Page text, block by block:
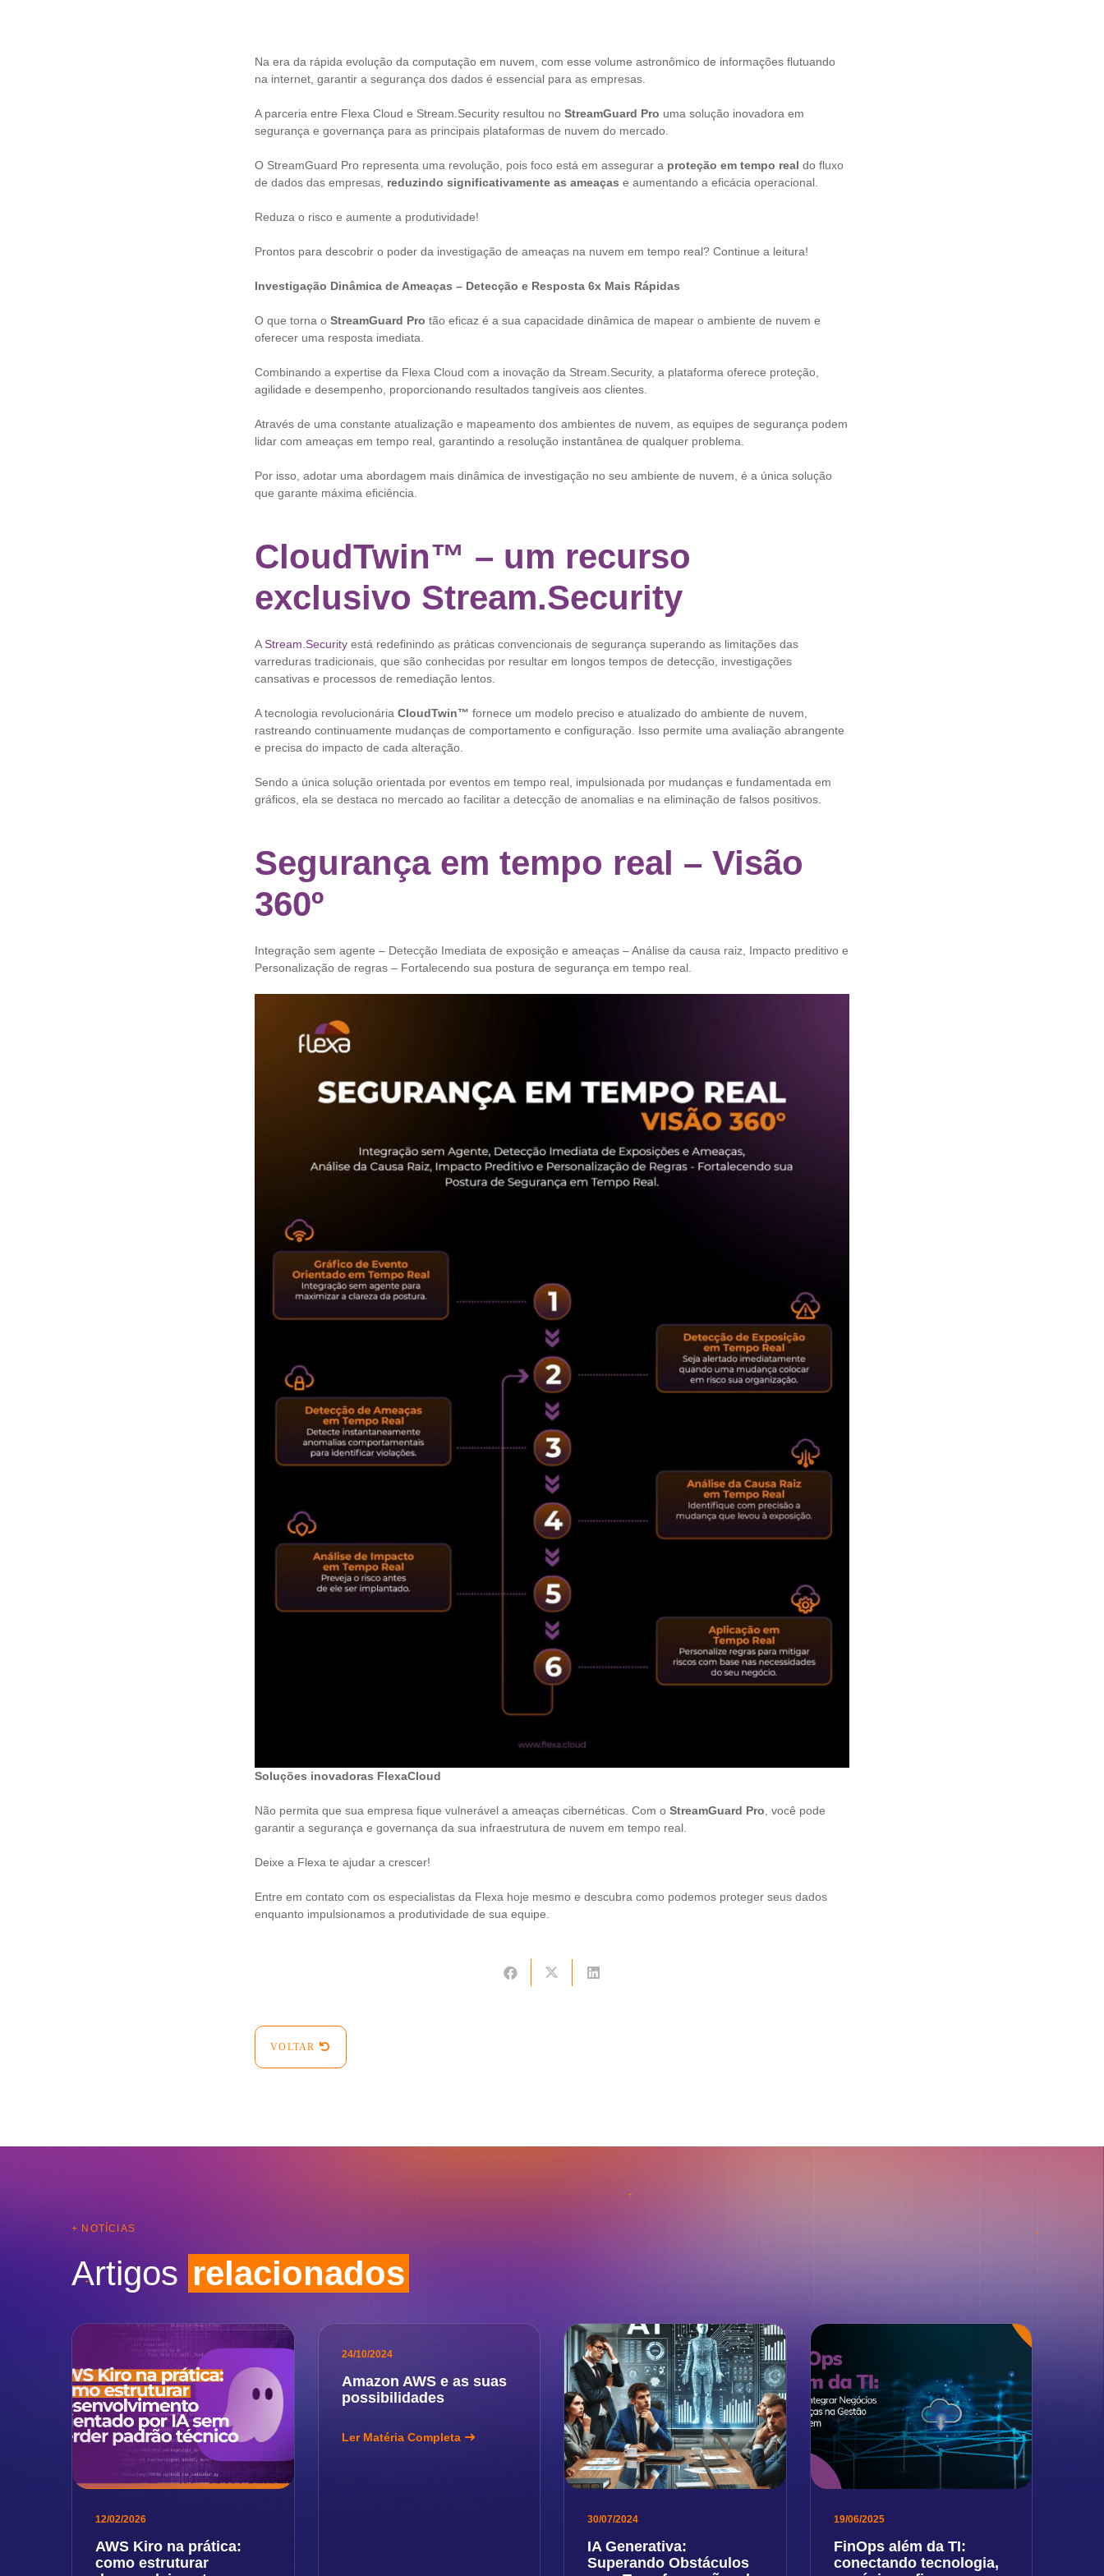
Na era da rápida evolução da computação em nuvem, com esse volume astronômico de informações flutuando
na internet, garantir a segurança dos dados é essencial para as empresas.
A parceria entre Flexa Cloud e Stream.Security resultou no StreamGuard Pro uma solução inovadora em
segurança e governança para as principais plataformas de nuvem do mercado.
O StreamGuard Pro representa uma revolução, pois foco está em assegurar a proteção em tempo real do fluxo
de dados das empresas, reduzindo significativamente as ameaças e aumentando a eficácia operacional.
Reduza o risco e aumente a produtividade!
Prontos para descobrir o poder da investigação de ameaças na nuvem em tempo real? Continue a leitura!
Investigação Dinâmica de Ameaças – Detecção e Resposta 6x Mais Rápidas
O que torna o StreamGuard Pro tão eficaz é a sua capacidade dinâmica de mapear o ambiente de nuvem e
oferecer uma resposta imediata.
Combinando a expertise da Flexa Cloud com a inovação da Stream.Security, a plataforma oferece proteção,
agilidade e desempenho, proporcionando resultados tangíveis aos clientes.
Através de uma constante atualização e mapeamento dos ambientes de nuvem, as equipes de segurança podem
lidar com ameaças em tempo real, garantindo a resolução instantânea de qualquer problema.
Por isso, adotar uma abordagem mais dinâmica de investigação no seu ambiente de nuvem, é a única solução
que garante máxima eficiência.
CloudTwin™ – um recurso
exclusivo Stream.Security
A Stream.Security está redefinindo as práticas convencionais de segurança superando as limitações das
varreduras tradicionais, que são conhecidas por resultar em longos tempos de detecção, investigações
cansativas e processos de remediação lentos.
A tecnologia revolucionária CloudTwin™ fornece um modelo preciso e atualizado do ambiente de nuvem,
rastreando continuamente mudanças de comportamento e configuração. Isso permite uma avaliação abrangente
e precisa do impacto de cada alteração.
Sendo a única solução orientada por eventos em tempo real, impulsionada por mudanças e fundamentada em
gráficos, ela se destaca no mercado ao facilitar a detecção de anomalias e na eliminação de falsos positivos.
Segurança em tempo real – Visão
360º
Integração sem agente – Detecção Imediata de exposição e ameaças – Análise da causa raiz, Impacto preditivo e
Personalização de regras – Fortalecendo sua postura de segurança em tempo real.
Soluções inovadoras FlexaCloud
Não permita que sua empresa fique vulnerável a ameaças cibernéticas. Com o StreamGuard Pro , você pode
garantir a segurança e governança da sua infraestrutura de nuvem em tempo real.
Deixe a Flexa te ajudar a crescer!
Entre em contato com os especialistas da Flexa hoje mesmo e descubra como podemos proteger seus dados
enquanto impulsionamos a produtividade de sua equipe.
VOLTAR
+ NOTÍCIAS
Artigos relacionados
12/02/2026
AWS Kiro na prática:
como estruturar
24/10/2024
Amazon AWS e as suas
possibilidades
Ler Matéria Completa
30/07/2024
IA Generativa:
Superando Obstáculos
19/06/2025
FinOps além da TI:
conectando tecnologia,